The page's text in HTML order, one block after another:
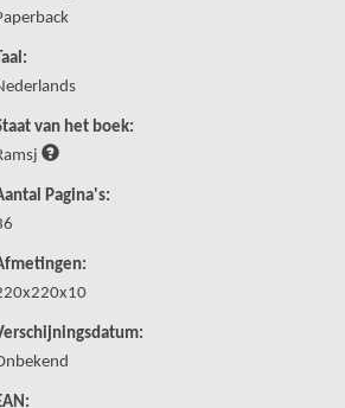
van het boek:
Pagina's: